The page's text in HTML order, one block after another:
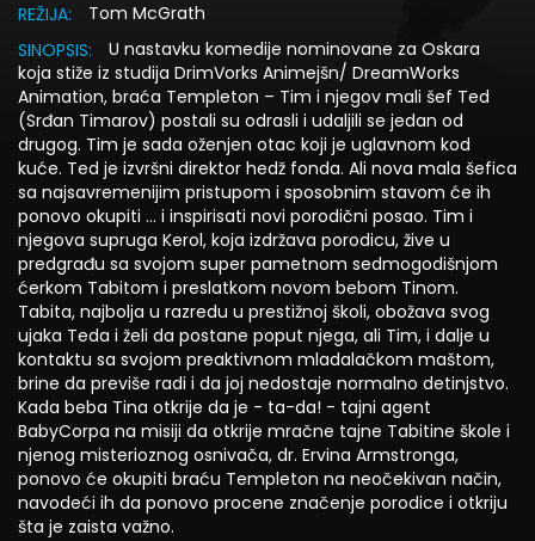
REŽIJA:
Tom McGrath
SINOPSIS:
U nastavku komedije nominovane za Oskara
koja stiže iz studija DrimVorks Animejšn/ DreamWorks
Animation, braća Templeton – Tim i njegov mali šef Ted
(Srđan Timarov) postali su odrasli i udaljili se jedan od
drugog. Tim je sada oženjen otac koji je uglavnom kod
kuće. Ted je izvršni direktor hedž fonda. Ali nova mala šefica
sa najsavremenijim pristupom i sposobnim stavom će ih
ponovo okupiti ... i inspirisati novi porodični posao. Tim i
njegova supruga Kerol, koja izdržava porodicu, žive u
predgrađu sa svojom super pametnom sedmogodišnjom
ćerkom Tabitom i preslatkom novom bebom Tinom.
Tabita, najbolja u razredu u prestižnoj školi, obožava svog
ujaka Teda i želi da postane poput njega, ali Tim, i dalje u
kontaktu sa svojom preaktivnom mladalačkom maštom,
brine da previše radi i da joj nedostaje normalno detinjstvo.
Kada beba Tina otkrije da je - ta-da! - tajni agent
BabyCorpa na misiji da otkrije mračne tajne Tabitine škole i
njenog misterioznog osnivača, dr. Ervina Armstronga,
ponovo će okupiti braću Templeton na neočekivan način,
navodeći ih da ponovo procene značenje porodice i otkriju
šta je zaista važno.